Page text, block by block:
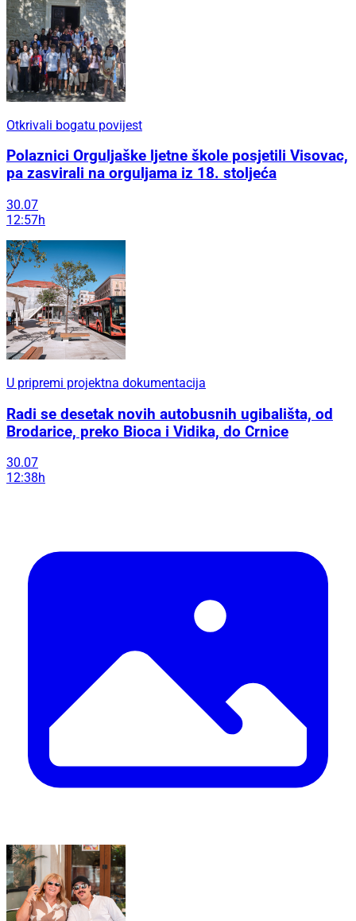
Otkrivali bogatu povijest
Polaznici Orguljaške ljetne škole posjetili Visovac,
pa zasvirali na orguljama iz 18. stoljeća
30.07
12:57h
U pripremi projektna dokumentacija
Radi se desetak novih autobusnih ugibališta, od
Brodarice, preko Bioca i Vidika, do Crnice
30.07
12:38h